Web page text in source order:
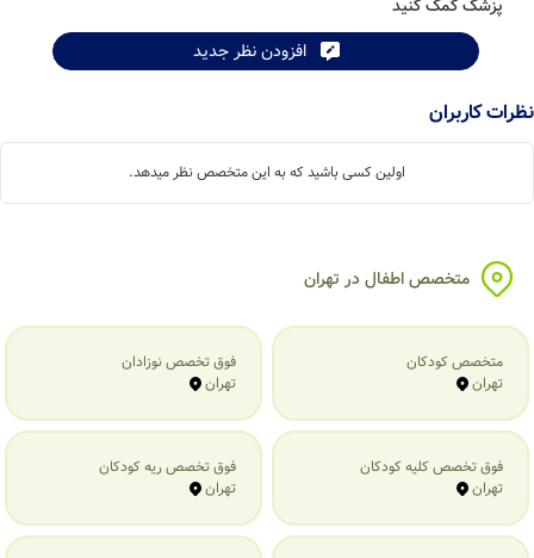
پزشک کمک کنید
افزودن نظر جدید
نظرات کاربران
اولین کسی باشید که به این متخصص نظر میدهد.
متخصص اطفال در تهران
متخصص کودکان
تهران
فوق تخصص نوزادان
تهران
فوق تخصص کلیه کودکان
تهران
فوق تخصص ریه کودکان
تهران